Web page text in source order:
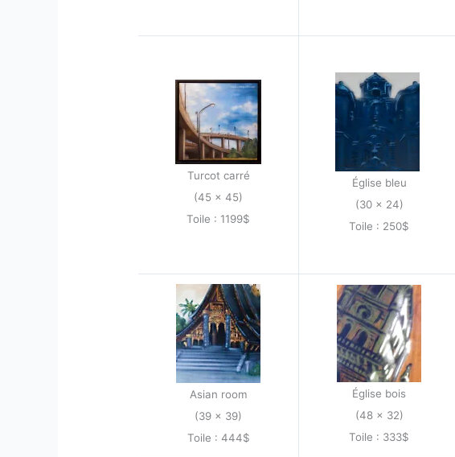
Turcot carré
(45 x 45)
Toile : 1199$
Église bleu
(30 x 24)
Toile : 250$
Asian room
(39 x 39)
Toile : 444$
Église bois
(48 x 32)
Toile : 333$